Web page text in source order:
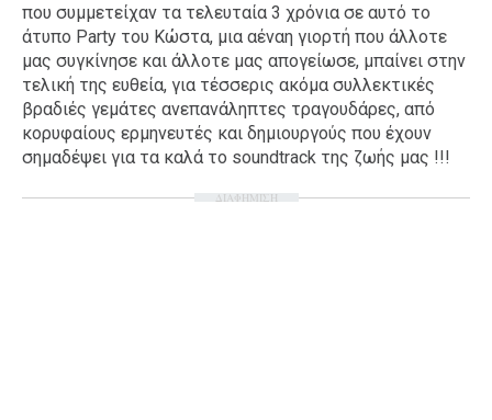
Σπίτι
Family
Σχέσεις
AGENDA
που συμμετείχαν τα τελευταία 3 χρόνια σε αυτό το
άτυπο Party του Κώστα, μια αέναη γιορτή που άλλοτε
μας συγκίνησε και άλλοτε μας απογείωσε, μπαίνει στην
τελική της ευθεία, για τέσσερις ακόμα συλλεκτικές
βραδιές γεμάτες ανεπανάληπτες τραγουδάρες, από
κορυφαίους ερμηνευτές και δημιουργούς που έχουν
σημαδέψει για τα καλά το soundtrack της ζωής μας !!!
ΔΙΑΦΗΜΙΣΗ